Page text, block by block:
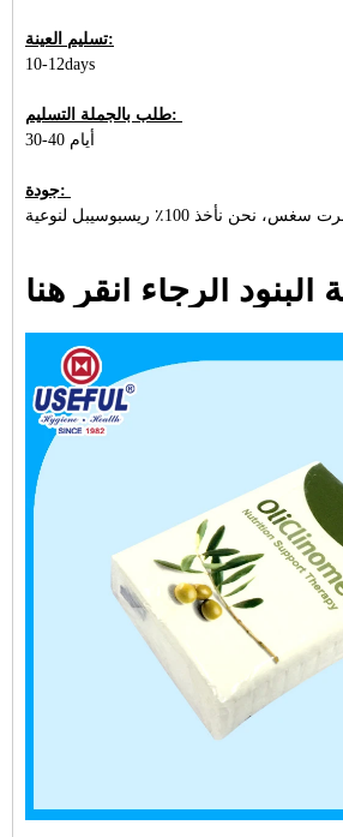
تسليم العينة:
10-12days
طلب بالجملة التسليم:
30-40 أيام
جودة:
سغس، نحن نأخذ 100٪ ريسبوسيبل لنوعية